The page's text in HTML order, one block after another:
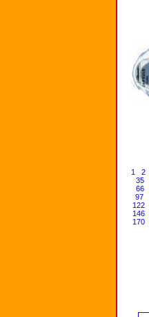
1 2
35
66
97
122
146
170